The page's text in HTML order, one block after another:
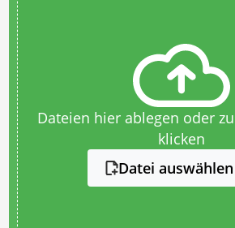
Dateien hier ablegen oder
klicken
Datei auswählen